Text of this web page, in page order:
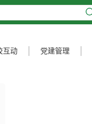
互动 党建管理